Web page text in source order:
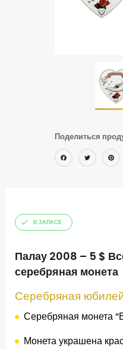
Поделиться
В ЗАПАСЕ
Палау 2008 – 5 $
серебряная монета
Серебряная
Серебряная монета
Монетаукрашена